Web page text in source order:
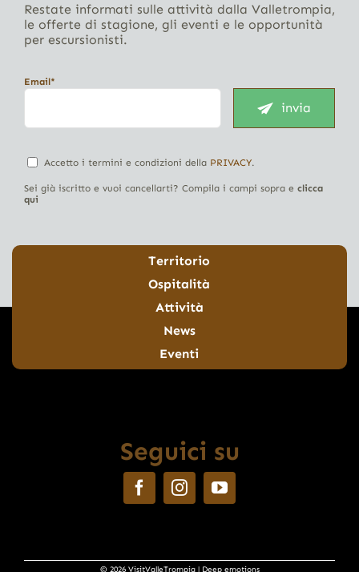
Restate informati sulle attività dalla Valletrompia,
le offerte di stagione, gli eventi e le opportunità
per escursionisti.
Email*
invia
Accetto i termini e condizioni della PRIVACY.
Sei già iscritto e vuoi cancellarti? Compila i campi sopra e clicca
qui
Territorio
Ospitalità
Attività
News
Eventi
Seguici su
© 2026 VisitValleTrompia | Deep emotions